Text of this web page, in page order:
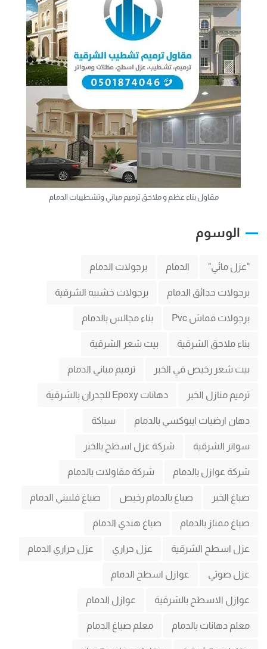
مقاول بناء عظم و ملاحق ترميم مباني وتشطيبات الدمام
الوسوم
"عزل مائي" الدمام برجولات الدمام
برجولات حدائق الدمام برجولات خشبيه الشرقية
برجولات قماش Pvc بناء مجالس بالدمام
بناء ملاحق الشرقية بيت شعر الشرقية
بيت شعر رخيص في الخبر ترميم مباني الدمام
ترميم منازل الخبر دهانات Epoxy للجدران بالشرقية
دهان ارضيات ايبوكسي بالدمام سباكة
سواتر الشرقية شركة عزل اسطح بالخبر
شركة عوازل بالدمام شركة مقاولات بالدمام
صباغ الخبر صباغ بالدمام رخيص صباغ فلبيني الدمام
صباغ ممتاز بالدمام صباغ هندي الدمام
عزل اسطح الشرقية عزل حراري عزل حراري الدمام
عزل صوتي عوازل اسطح الدمام
عوازل الاسطح بالشرقية عوازل الدمام
معلم دهانات بالدمام معلم صباغ الدمام